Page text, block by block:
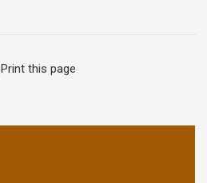
Print this page